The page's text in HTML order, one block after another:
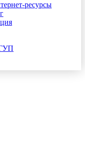
ресурсы